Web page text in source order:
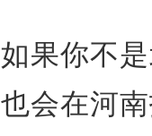
如果你不
也会在河